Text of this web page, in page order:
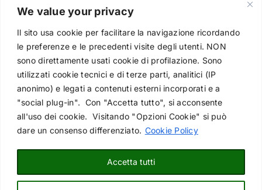
We value your privacy
Il sito usa cookie per facilitare la navigazione ricordando
le preferenze e le precedenti visite degli utenti. NON
sono direttamente usati cookie di profilazione. Sono
utilizzati cookie tecnici e di terze parti, analitici (IP
anonimo) e legati a contenuti esterni incorporati e a
"social plug-in". Con "Accetta tutto", si acconsente
all'uso dei cookie. Visitando "Opzioni Cookie" si può
dare un consenso differenziato. Cookie Policy
Accetta tutti
Informativa estesa sull’uso dei cookie
Prodotti
Customers service
Advertising
Partners
Codice etico
Segnalazioni
Informativa per candidati
Richiesta offerta ricambi
Dichiarazione di accessibilità